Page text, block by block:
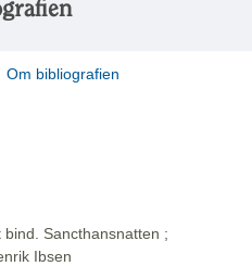
Om bibliografien
bind. Sancthansnatten ;
Ibsen